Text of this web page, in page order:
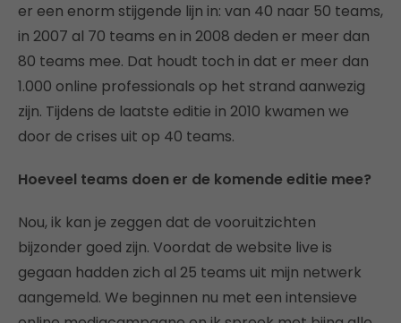
er een enorm stijgende lijn in: van 40 naar 50 teams,
in 2007 al 70 teams en in 2008 deden er meer dan
80 teams mee. Dat houdt toch in dat er meer dan
1.000 online professionals op het strand aanwezig
zijn. Tijdens de laatste editie in 2010 kwamen we
door de crises uit op 40 teams.
Hoeveel teams doen er de komende editie mee?
Nou, ik kan je zeggen dat de vooruitzichten
bijzonder goed zijn. Voordat de website live is
gegaan hadden zich al 25 teams uit mijn netwerk
aangemeld. We beginnen nu met een intensieve